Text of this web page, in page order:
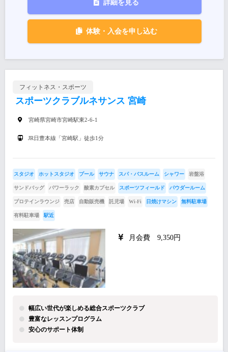
詳細を見る
体験・入会を申し込む
フィットネス・スポーツ
スポーツクラブルネサンス 宮崎
宮崎県宮崎市宮崎駅東2-6-1
JR日豊本線「宮崎駅」徒歩1分
スタジオ ホットスタジオ プール サウナ スパ・バスルーム シャワー 岩盤浴
サンドバッグ パワーラック 酸素カプセル スポーツフィールド パウダールーム
プロテインラウンジ 売店 自動販売機 託児場 Wi-Fi 日焼けマシン 無料駐車場
有料駐車場 駅近
月会費 9,350円
幅広い世代が楽しめる総合スポーツクラブ
豊富なレッスンプログラム
安心のサポート体制